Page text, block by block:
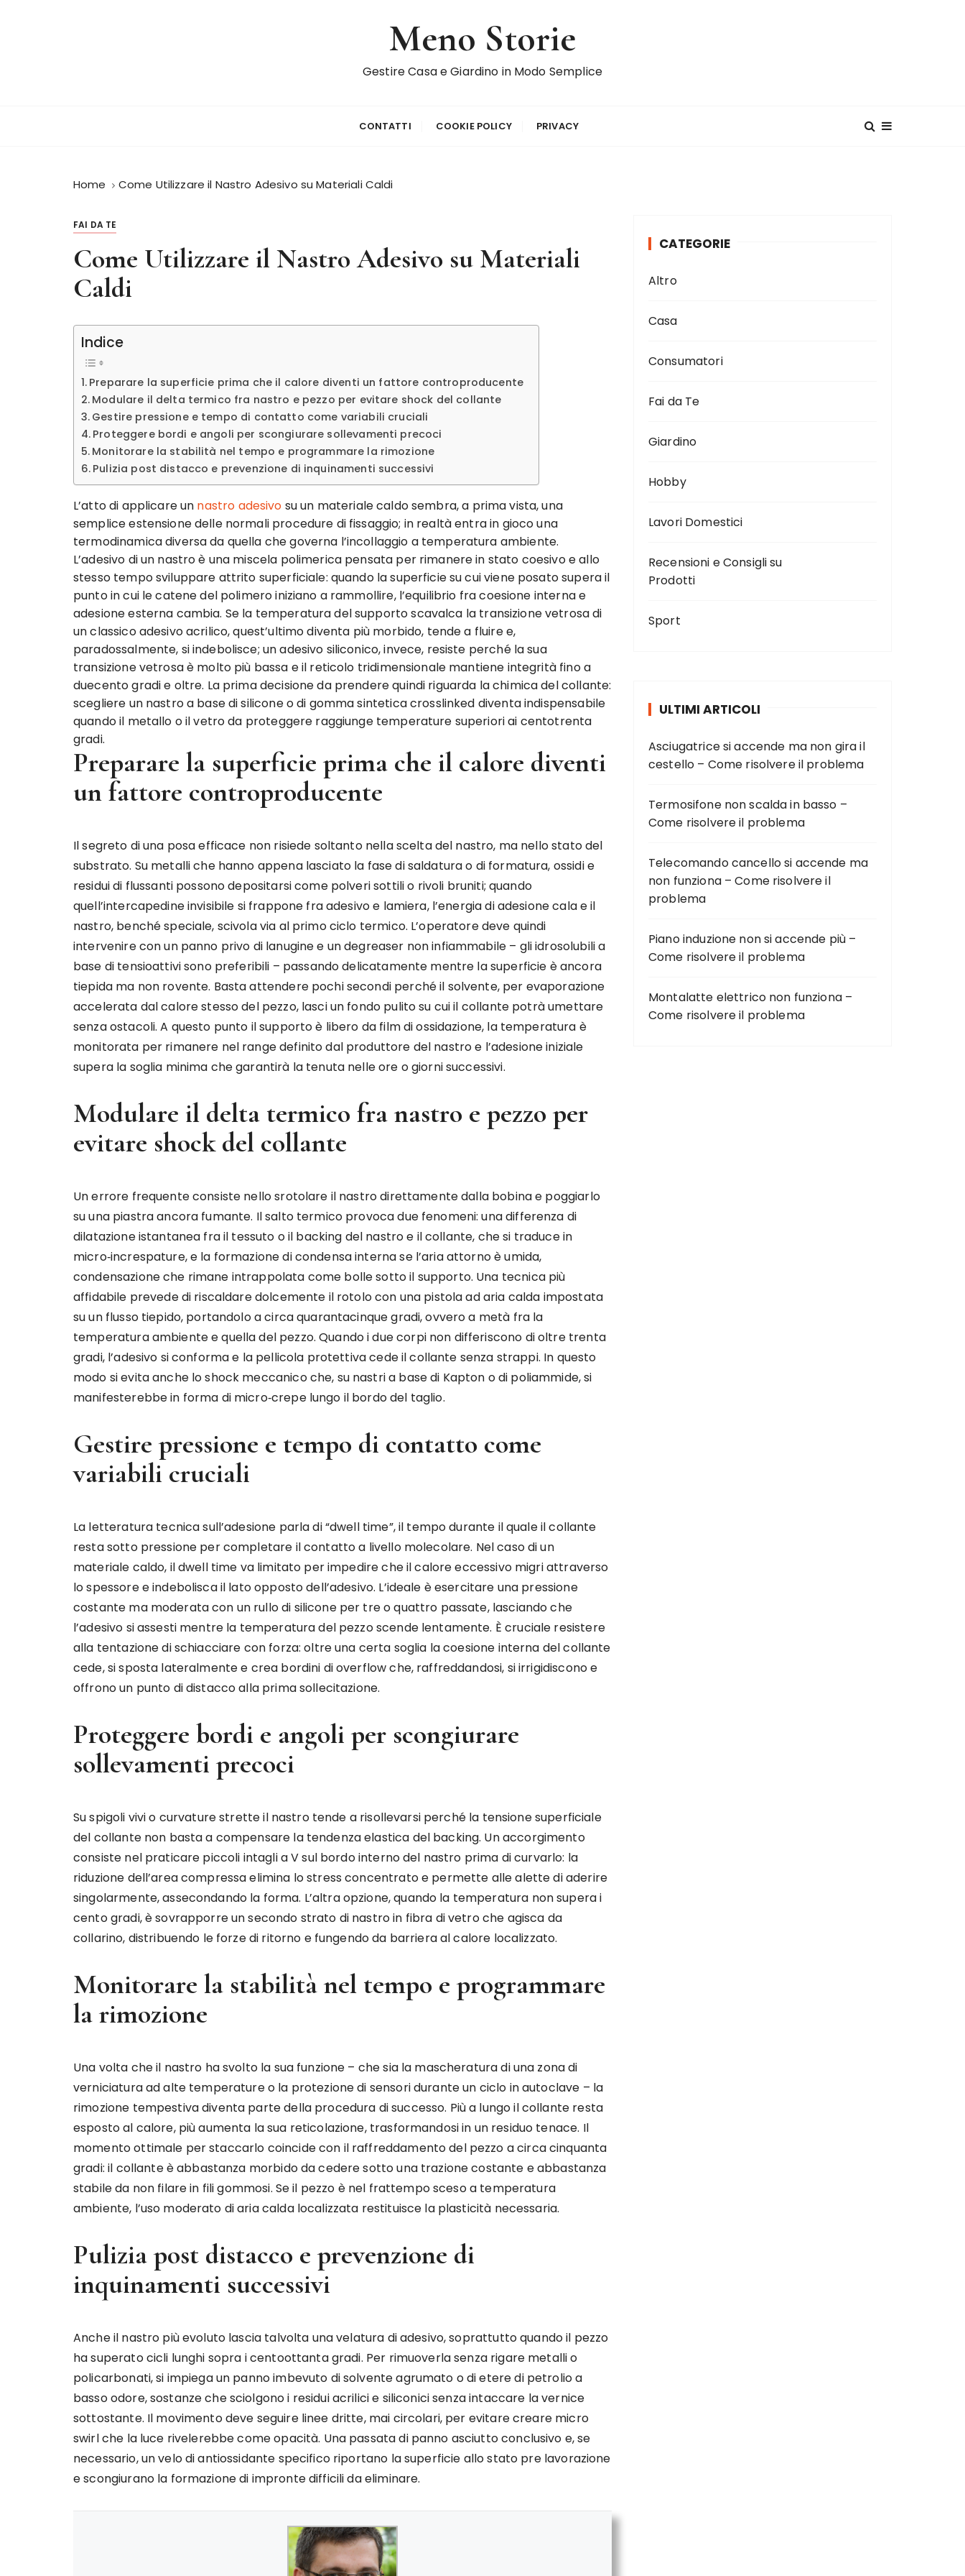
Meno Storie
Gestire Casa e Giardino in Modo Semplice
CONTATTI COOKIE POLICY PRIVACY
Home Come Utilizzare il Nastro Adesivo su Materiali Caldi
FAI DA TE
Come Utilizzare il Nastro Adesivo su Materiali
Caldi
Indice
Preparare la superficie prima che il calore diventi un fattore controproducente
Modulare il delta termico fra nastro e pezzo per evitare shock del collante
Gestire pressione e tempo di contatto come variabili cruciali
Proteggere bordi e angoli per scongiurare sollevamenti precoci
Monitorare la stabilità nel tempo e programmare la rimozione
Pulizia post distacco e prevenzione di inquinamenti successivi
L’atto di applicare un nastro adesivo su un materiale caldo sembra, a prima vista, una
semplice estensione delle normali procedure di fissaggio; in realtà entra in gioco una
termodinamica diversa da quella che governa l’incollaggio a temperatura ambiente.
L’adesivo di un nastro è una miscela polimerica pensata per rimanere in stato coesivo e allo
stesso tempo sviluppare attrito superficiale: quando la superficie su cui viene posato supera il
punto in cui le catene del polimero iniziano a rammollire, l’equilibrio fra coesione interna e
adesione esterna cambia. Se la temperatura del supporto scavalca la transizione vetrosa di
un classico adesivo acrilico, quest’ultimo diventa più morbido, tende a fluire e,
paradossalmente, si indebolisce; un adesivo siliconico, invece, resiste perché la sua
transizione vetrosa è molto più bassa e il reticolo tridimensionale mantiene integrità fino a
duecento gradi e oltre. La prima decisione da prendere quindi riguarda la chimica del collante:
scegliere un nastro a base di silicone o di gomma sintetica crosslinked diventa indispensabile
quando il metallo o il vetro da proteggere raggiunge temperature superiori ai centotrenta
gradi.
Preparare la superficie prima che il calore diventi
un fattore controproducente
Il segreto di una posa efficace non risiede soltanto nella scelta del nastro, ma nello stato del
substrato. Su metalli che hanno appena lasciato la fase di saldatura o di formatura, ossidi e
residui di flussanti possono depositarsi come polveri sottili o rivoli bruniti; quando
quell’intercapedine invisibile si frappone fra adesivo e lamiera, l’energia di adesione cala e il
nastro, benché speciale, scivola via al primo ciclo termico. L’operatore deve quindi
intervenire con un panno privo di lanugine e un degreaser non infiammabile – gli idrosolubili a
base di tensioattivi sono preferibili – passando delicatamente mentre la superficie è ancora
tiepida ma non rovente. Basta attendere pochi secondi perché il solvente, per evaporazione
accelerata dal calore stesso del pezzo, lasci un fondo pulito su cui il collante potrà umettare
senza ostacoli. A questo punto il supporto è libero da film di ossidazione, la temperatura è
monitorata per rimanere nel range definito dal produttore del nastro e l’adesione iniziale
supera la soglia minima che garantirà la tenuta nelle ore o giorni successivi.
Modulare il delta termico fra nastro e pezzo per
evitare shock del collante
Un errore frequente consiste nello srotolare il nastro direttamente dalla bobina e poggiarlo
su una piastra ancora fumante. Il salto termico provoca due fenomeni: una differenza di
dilatazione istantanea fra il tessuto o il backing del nastro e il collante, che si traduce in
micro‑increspature, e la formazione di condensa interna se l’aria attorno è umida,
condensazione che rimane intrappolata come bolle sotto il supporto. Una tecnica più
affidabile prevede di riscaldare dolcemente il rotolo con una pistola ad aria calda impostata
su un flusso tiepido, portandolo a circa quarantacinque gradi, ovvero a metà fra la
temperatura ambiente e quella del pezzo. Quando i due corpi non differiscono di oltre trenta
gradi, l’adesivo si conforma e la pellicola protettiva cede il collante senza strappi. In questo
modo si evita anche lo shock meccanico che, su nastri a base di Kapton o di poliammide, si
manifesterebbe in forma di micro‑crepe lungo il bordo del taglio.
Gestire pressione e tempo di contatto come
variabili cruciali
La letteratura tecnica sull’adesione parla di “dwell time”, il tempo durante il quale il collante
resta sotto pressione per completare il contatto a livello molecolare. Nel caso di un
materiale caldo, il dwell time va limitato per impedire che il calore eccessivo migri attraverso
lo spessore e indebolisca il lato opposto dell’adesivo. L’ideale è esercitare una pressione
costante ma moderata con un rullo di silicone per tre o quattro passate, lasciando che
l’adesivo si assesti mentre la temperatura del pezzo scende lentamente. È cruciale resistere
alla tentazione di schiacciare con forza: oltre una certa soglia la coesione interna del collante
cede, si sposta lateralmente e crea bordini di overflow che, raffreddandosi, si irrigidiscono e
offrono un punto di distacco alla prima sollecitazione.
Proteggere bordi e angoli per scongiurare
sollevamenti precoci
Su spigoli vivi o curvature strette il nastro tende a risollevarsi perché la tensione superficiale
del collante non basta a compensare la tendenza elastica del backing. Un accorgimento
consiste nel praticare piccoli intagli a V sul bordo interno del nastro prima di curvarlo: la
riduzione dell’area compressa elimina lo stress concentrato e permette alle alette di aderire
singolarmente, assecondando la forma. L’altra opzione, quando la temperatura non supera i
cento gradi, è sovrapporre un secondo strato di nastro in fibra di vetro che agisca da
collarino, distribuendo le forze di ritorno e fungendo da barriera al calore localizzato.
Monitorare la stabilità nel tempo e programmare
la rimozione
Una volta che il nastro ha svolto la sua funzione – che sia la mascheratura di una zona di
verniciatura ad alte temperature o la protezione di sensori durante un ciclo in autoclave – la
rimozione tempestiva diventa parte della procedura di successo. Più a lungo il collante resta
esposto al calore, più aumenta la sua reticolazione, trasformandosi in un residuo tenace. Il
momento ottimale per staccarlo coincide con il raffreddamento del pezzo a circa cinquanta
gradi: il collante è abbastanza morbido da cedere sotto una trazione costante e abbastanza
stabile da non filare in fili gommosi. Se il pezzo è nel frattempo sceso a temperatura
ambiente, l’uso moderato di aria calda localizzata restituisce la plasticità necessaria.
Pulizia post distacco e prevenzione di
inquinamenti successivi
Anche il nastro più evoluto lascia talvolta una velatura di adesivo, soprattutto quando il pezzo
ha superato cicli lunghi sopra i centoottanta gradi. Per rimuoverla senza rigare metalli o
policarbonati, si impiega un panno imbevuto di solvente agrumato o di etere di petrolio a
basso odore, sostanze che sciolgono i residui acrilici e siliconici senza intaccare la vernice
sottostante. Il movimento deve seguire linee dritte, mai circolari, per evitare creare micro
swirl che la luce rivelerebbe come opacità. Una passata di panno asciutto conclusivo e, se
necessario, un velo di antiossidante specifico riportano la superficie allo stato pre lavorazione
e scongiurano la formazione di impronte difficili da eliminare.
CATEGORIE
Altro
Casa
Consumatori
Fai da Te
Giardino
Hobby
Lavori Domestici
Recensioni e Consigli su
Prodotti
Sport
ULTIMI ARTICOLI
Asciugatrice si accende ma non gira il
cestello – Come risolvere il problema
Termosifone non scalda in basso –
Come risolvere il problema
Telecomando cancello si accende ma
non funziona – Come risolvere il
problema
Piano induzione non si accende più –
Come risolvere il problema
Montalatte elettrico non funziona –
Come risolvere il problema